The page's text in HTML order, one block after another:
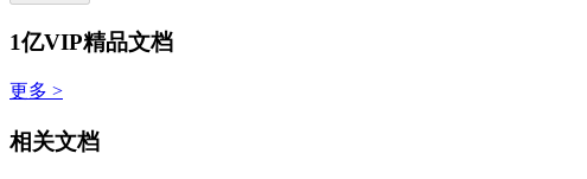
1亿VIP精品文档
更多 >
相关文档